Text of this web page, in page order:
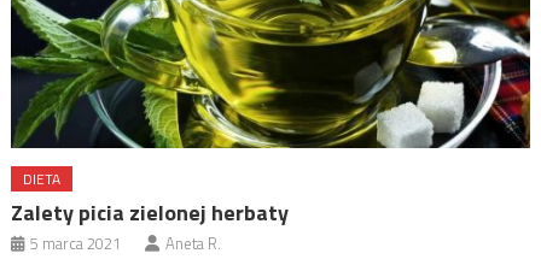
DIETA
Zalety picia zielonej herbaty
5 marca 2021 Aneta R.